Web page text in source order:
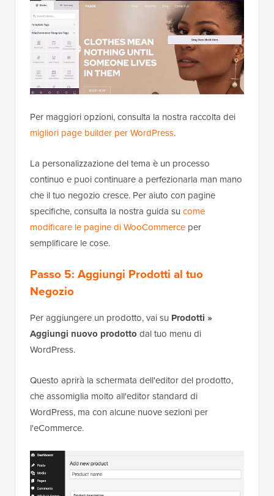
Per maggiori opzioni, consulta la nostra raccolta dei
migliori page builder per WordPress.
La personalizzazione del tema è un processo
continuo e puoi continuare a perfezionarla man mano
che il tuo negozio cresce. Per aiuto con pagine
specifiche, consulta la nostra guida su come
modificare le pagine di WooCommerce per
semplificare le cose.
Passo 5: Aggiungi Prodotti al tuo
Negozio
Per aggiungere un prodotto, vai su Prodotti »
Aggiungi nuovo prodotto dal tuo menu di
WordPress.
Questo aprirà la schermata dell'editor del prodotto,
che assomiglia molto all'editor standard di
WordPress, ma con alcune nuove sezioni per
l'eCommerce.